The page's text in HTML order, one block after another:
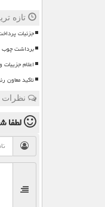
تازه
جزئیات
برداشت چوب
اعلام
تاکید
نظرات
لطفا